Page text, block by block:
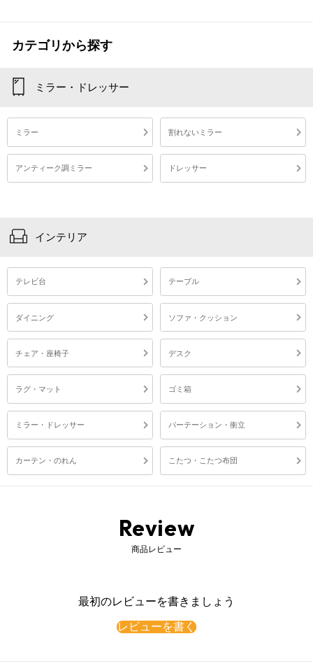
カテゴリから探す
ミラー・ドレッサー
ミラー 割れないミラー
アンティーク調ミラー ドレッサー
インテリア
テレビ台 テーブル
ダイニング ソファ・クッション
チェア・座椅子 デスク
ラグ・マット ゴミ箱
ミラー・ドレッサー パーテーション・衝立
カーテン・のれん こたつ・こたつ布団
Review
商品レビュー
最初のレビューを書きましょう
レビューを書く